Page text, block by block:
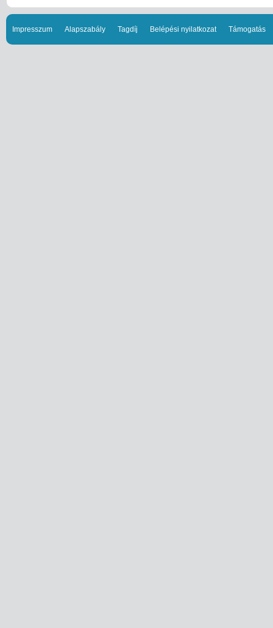
Impresszum Alapszabály Tagdíj Belépési nyilatkozat Támogatás